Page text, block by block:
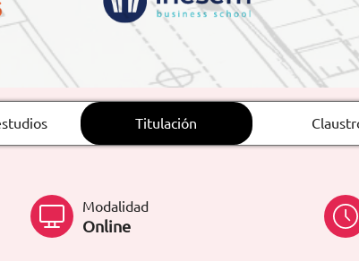
Titulación
Modalidad
Online